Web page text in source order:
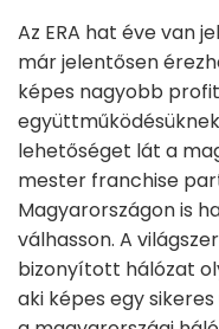
Az ERA hat éve van
már jelentősen
képes nagyobb
lehetőséget lát a
mester franchise
Magyarországon is
válhasson. A
bizonyított hálózat
aki képes egy